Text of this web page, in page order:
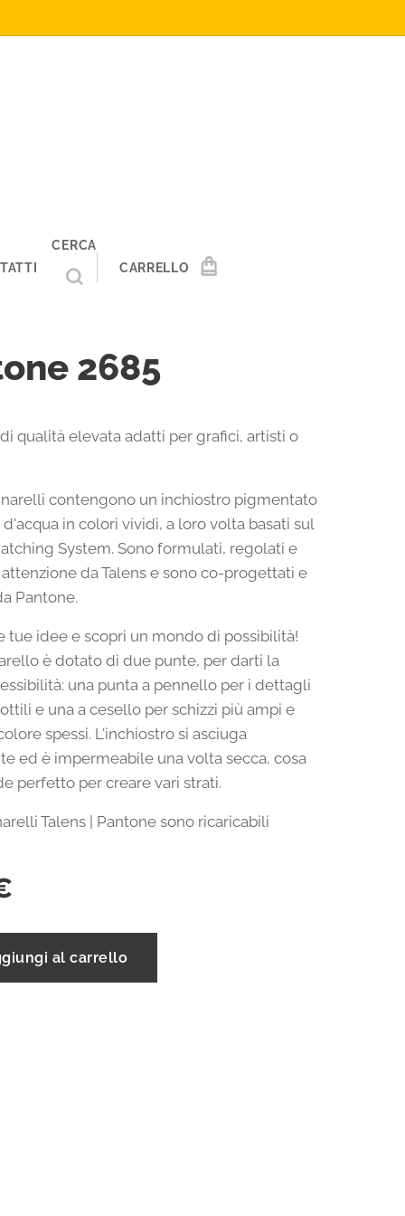
CERCA
CARRELLO
2685
qualità elevata adatti per grafici, artisti o
contengono un inchiostro pigmentato
d'acqua in colori vividi, a loro volta basati sul
System. Sono formulati, regolati e
da Talens e sono co-progettati e
Pantone.
tue idee e scopri un mondo di possibilità!
è dotato di due punte, per darti la
una punta a pennello per i dettagli
e una a cesello per schizzi più ampi e
spessi. L'inchiostro si asciuga
ed è impermeabile una volta secca, cosa
perfetto per creare vari strati.
Talens | Pantone sono ricaricabili
al carrello